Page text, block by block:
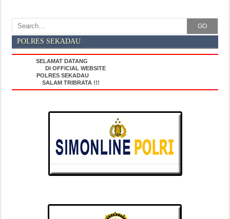
GO
POLRES SEKADAU
SELAMAT DATANG
DI OFFICIAL WEBSITE
POLRES SEKADAU
SALAM TRIBRATA !!!